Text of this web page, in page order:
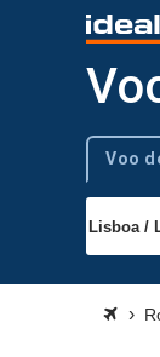
Tipo de
Voo